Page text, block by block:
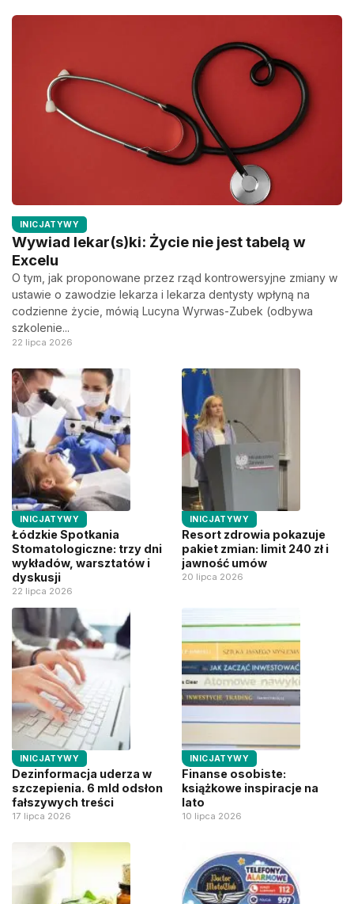
INICJATYWY
Wywiad lekar(s)ki: Życie nie jest tabelą w
Excelu
O tym, jak proponowane przez rząd kontrowersyjne zmiany w
ustawie o zawodzie lekarza i lekarza dentysty wpłyną na
codzienne życie, mówią Lucyna Wyrwas-Zubek (odbywa
szkolenie...
22 lipca 2026
INICJATYWY
Łódzkie Spotkania
Stomatologiczne: trzy dni
wykładów, warsztatów i
dyskusji
22 lipca 2026
INICJATYWY
Resort zdrowia pokazuje
pakiet zmian: limit 240 zł i
jawność umów
20 lipca 2026
INICJATYWY
Dezinformacja uderza w
szczepienia. 6 mld odsłon
fałszywych treści
17 lipca 2026
INICJATYWY
Finanse osobiste:
książkowe inspiracje na
lato
10 lipca 2026